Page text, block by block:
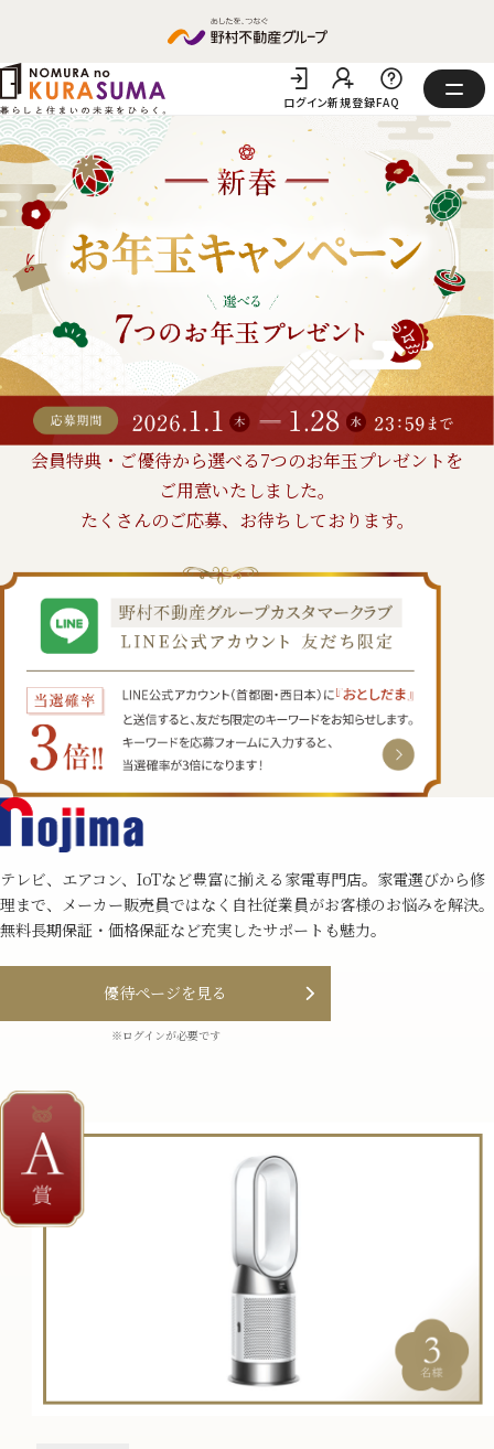
ログイン新規登録FAQ
会員特典・ご優待から選べる7つのお年玉プレゼントを
ご用意いたしました。
たくさんのご応募、 お待ちしております。
テレビ、エアコン、IoTなど豊富に揃える家電専⾨店。家電選びから修
理まで、メーカー販売員ではなく自社従業員がお客様のお悩みを解決。
無料⻑期保証・価格保証など充実したサポートも魅⼒。
優待ページを⾒る
※ログインが必要です